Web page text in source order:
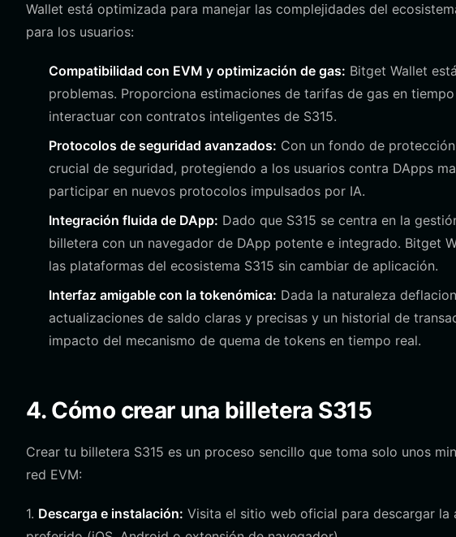
Wallet está optimizada para manejar las complejidades del
para los usuarios:
Compatibilidad con EVM y optimización de gas: Bitget Wallet
problemas. Proporciona estimaciones de tarifas de gas en
interactuar con contratos inteligentes de S315.
Protocolos de seguridad avanzados: Con un fondo de
crucial de seguridad, protegiendo a los usuarios contra DApps
participar en nuevos protocolos impulsados por IA.
Integración fluida de DApp: Dado que S315 se centra en la
billetera con un navegador de DApp potente e integrado. Bitget
las plataformas del ecosistema S315 sin cambiar de aplicación.
Interfaz amigable con la tokenómica: Dada la naturaleza
actualizaciones de saldo claras y precisas y un historial de
impacto del mecanismo de quema de tokens en tiempo real.
4. Cómo crear una billetera S315
Crear tu billetera S315 es un proceso sencillo que toma solo unos
red EVM:
1. Descarga e instalación: Visita el sitio web oficial para descargar